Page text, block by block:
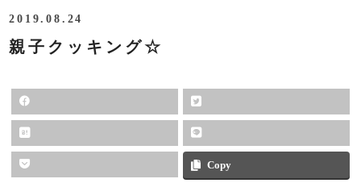
2019.08.24
親子クッキング☆
Copy